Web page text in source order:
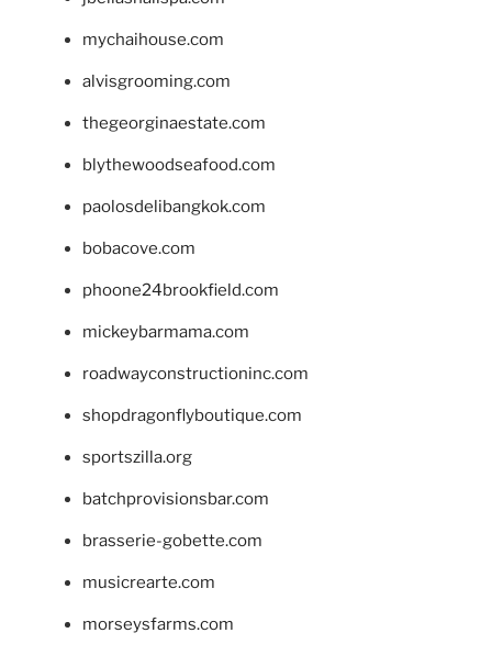
mychaihouse.com
alvisgrooming.com
thegeorginaestate.com
blythewoodseafood.com
paolosdelibangkok.com
bobacove.com
phoone24brookfield.com
mickeybarmama.com
roadwayconstructioninc.com
shopdragonflyboutique.com
sportszilla.org
batchprovisionsbar.com
brasserie-gobette.com
musicrearte.com
morseysfarms.com